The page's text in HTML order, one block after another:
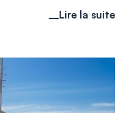
Lire la suite